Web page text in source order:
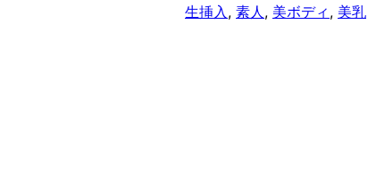
生挿入, 素人, 美ボディ , 美乳